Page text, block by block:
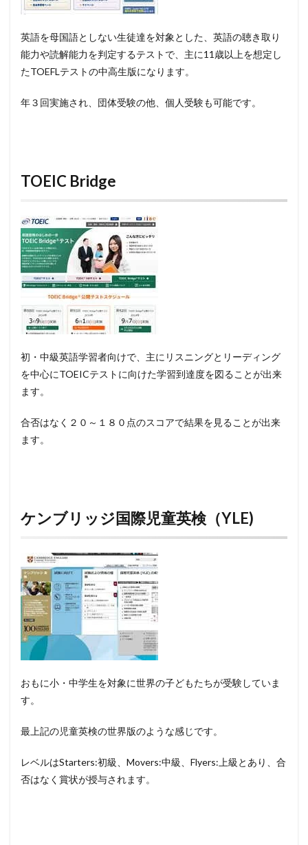
英語を母国語としない生徒達を対象とした、英語の聴き取り
能力や読解能力を判定するテストで、主に11歳以上を想定し
たTOEFLテストの中高生版になります。
年３回実施され、団体受験の他、個人受験も可能です。
TOEIC Bridge
初・中級英語学習者向けで、主にリスニングとリーディング
を中心にTOEICテストに向けた学習到達度を図ることが出来
ます。
合否はなく２０～１８０点のスコアで結果を見ることが出来
ます。
ケンブリッジ国際児童英検（YLE)
おもに小・中学生を対象に世界の子どもたちが受験していま
す。
最上記の児童英検の世界版のような感じです。
レベルはStarters:初級、Movers:中級、Flyers:上級とあり、合
否はなく賞状が授与されます。